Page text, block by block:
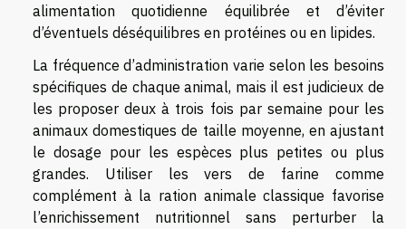
alimentation quotidienne équilibrée et d’éviter
d’éventuels déséquilibres en protéines ou en lipides.
La fréquence d’administration varie selon les besoins
spécifiques de chaque animal, mais il est judicieux de
les proposer deux à trois fois par semaine pour les
animaux domestiques de taille moyenne, en ajustant
le dosage pour les espèces plus petites ou plus
grandes. Utiliser les vers de farine comme
complément à la ration animale classique favorise
l’enrichissement nutritionnel sans perturber la